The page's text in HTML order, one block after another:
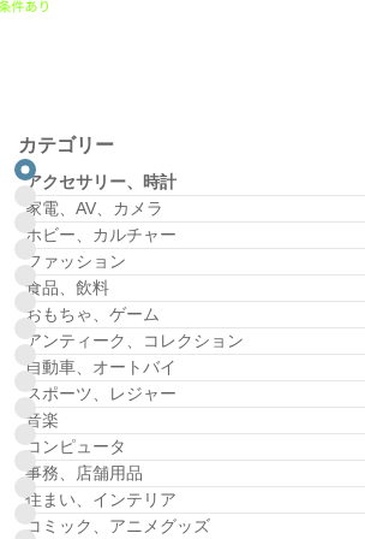
カテゴリー
アクセサリー、時計
家電、AV、カメラ
ホビー、カルチャー
ファッション
食品、飲料
おもちゃ、ゲーム
アンティーク、コレクション
自動車、オートバイ
スポーツ、レジャー
音楽
コンピュータ
事務、店舗用品
住まい、インテリア
コミック、アニメグッズ